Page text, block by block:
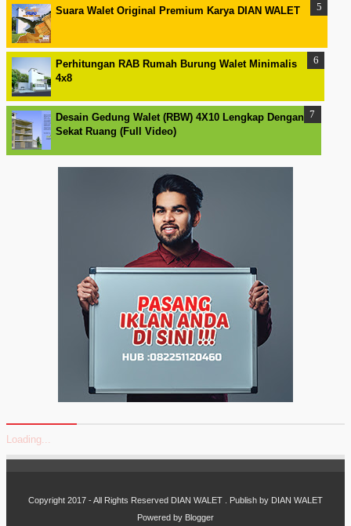
Suara Walet Original Premium Karya DIAN WALET
Perhitungan RAB Rumah Burung Walet Minimalis
4x8
Desain Gedung Walet (RBW) 4X10 Lengkap Dengan
Sekat Ruang (Full Video)
Loading...
Copyright 2017 - All Rights Reserved DIAN WALET . Publish by DIAN WALET
Powered by Blogger